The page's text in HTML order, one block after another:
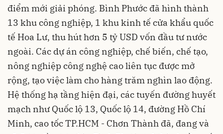
điểm mới giải phóng. Bình Phước đã hình thành
13 khu công nghiệp, 1 khu kinh tế cửa khẩu quốc
tế Hoa Lư, thu hút hơn 5 tỷ USD vốn đầu tư nước
ngoài. Các dự án công nghiệp, chế biến, chế tạo,
nông nghiệp công nghệ cao liên tục được mở
rộng, tạo việc làm cho hàng trăm nghìn lao động.
Hệ thống hạ tầng hiện đại, các tuyến đường huyết
mạch như Quốc lộ 13, Quốc lộ 14, đường Hồ Chí
Minh, cao tốc TP.HCM - Chơn Thành đã, đang và